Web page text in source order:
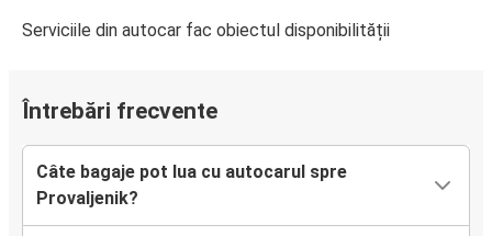
Serviciile din autocar fac obiectul disponibilității
Întrebări frecvente
Câte bagaje pot lua cu autocarul spre
Provaljenik?